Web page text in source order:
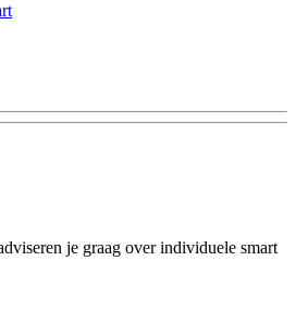
je graag over individuele smart